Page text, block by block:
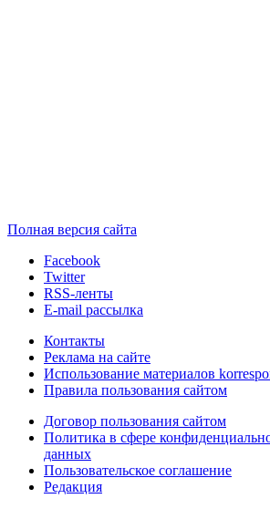
Полная версия сайта
Facebook
Twitter
RSS-ленты
E-mail рассылка
Контакты
Реклама на сайте
Использование материалов
Правила пользования сайтом
Договор пользования сайтом
Политика в сфере
данных
Пользовательское соглашение
Редакция